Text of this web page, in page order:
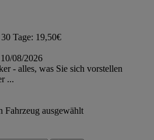
Tage: 19,50€
08/2026
- alles, was Sie sich vorstellen
...
Fahrzeug ausgewählt